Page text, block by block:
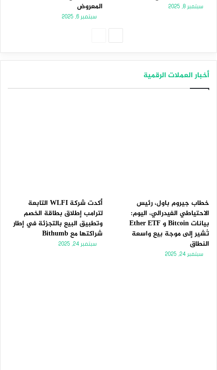
سبتمبر 8, 2025
المعروض
سبتمبر 6, 2025
أخبار العملات الرقمية
خطاب جيروم باول، رئيس
الاحتياطي الفيدرالي، اليوم:
بيانات Bitcoin و Ether ETF
تُشير إلى موجة بيع واسعة
النطاق
سبتمبر 24, 2025
أكدت شركة WLFI التابعة
لترامب إطلاق بطاقة الخصم
وتطبيق البيع بالتجزئة في إطار
شراكتها مع Bithumb
سبتمبر 24, 2025